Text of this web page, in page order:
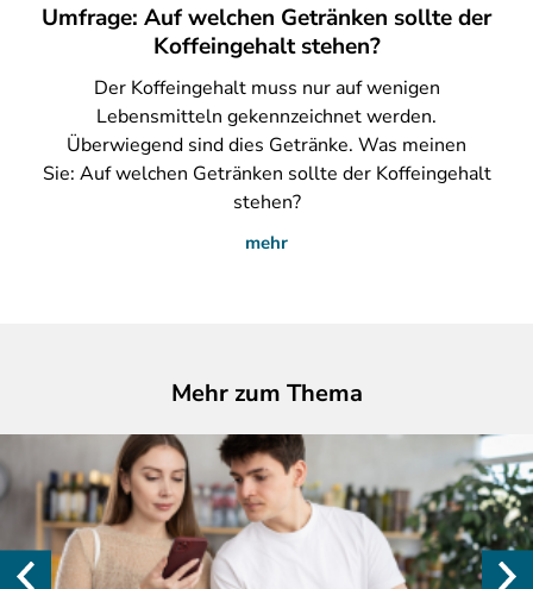
Umfrage: Auf welchen Getränken sollte der
Koffeingehalt stehen?
DerKoffeingehalt muss nur auf wenigen
Lebensmitteln gekennzeichnet werden.
Überwiegend sind dies Getränke. Was meinen
Sie: Auf welchen Getränken sollte der Koffeingehalt
stehen?
mehr
Mehr zum Thema